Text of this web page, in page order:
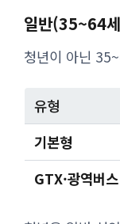
일반(35~64
청년이 아닌
유형
기본형
GTX·광역버